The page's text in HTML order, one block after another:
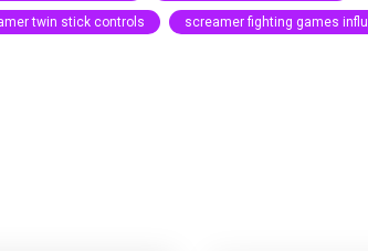
twin stick controls screamer fighting games